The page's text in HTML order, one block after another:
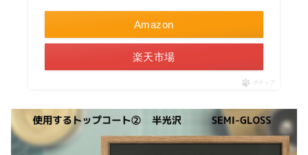
Amazon
楽天市場
ポチップ